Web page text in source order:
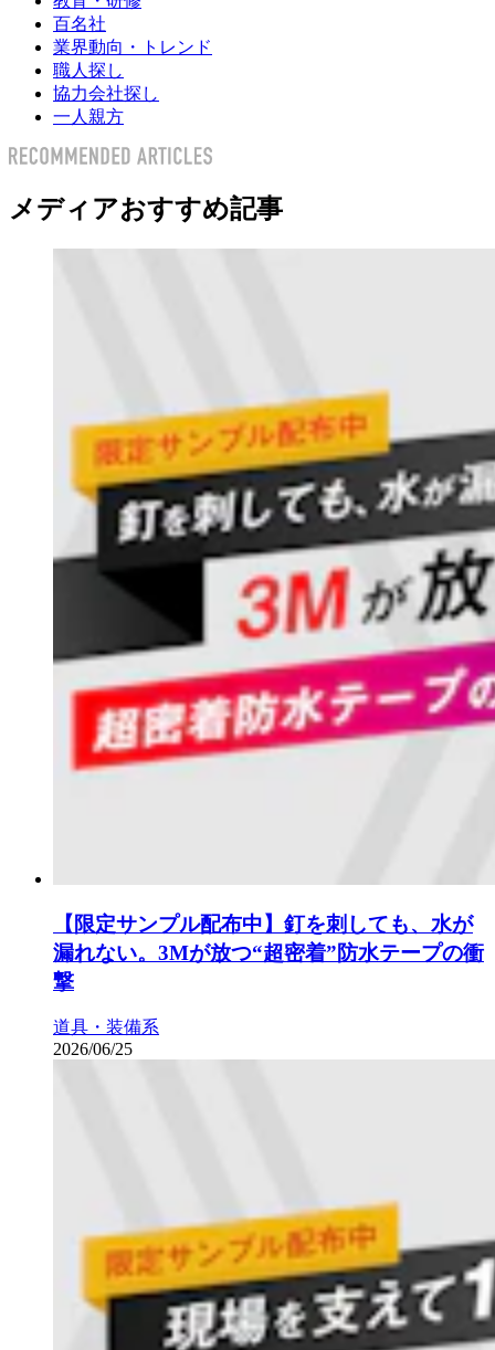
百名社
業界動向・トレンド
職人探し
協力会社探し
一人親方
メディアおすすめ記事
【限定サンプル配布中】釘を刺しても、水が
漏れない。3Mが放つ“超密着”防水テープの衝
撃
道具・装備系
2026/06/25